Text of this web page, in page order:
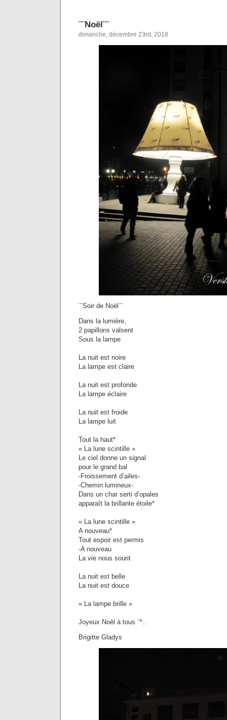
¨¨Noël¨¨
dimanche, décembre 23rd, 2018
¨¨Soir de Noël¨¨
Dans la lumière,
2 papillons valsent
Sous la lampe
La nuit est noire
La lampe est claire
La nuit est profonde
La lampe éclaire
La nuit est froide
La lampe luit
Tout la haut*
« La lune scintille »
Le ciel donne un signal
pour le grand bal
-Froissement d’ailes-
-Chemin lumineux-
Dans un char serti d’opales
apparaît la brillante étoile*
« La lune scintille »
A nouveau*
Tout espoir est permis
-A nouveau
La vie nous sourit
La nuit est belle
La nuit est douce
« La lampe brille »
Joyeux Noël à tous
Brigitte Gladys